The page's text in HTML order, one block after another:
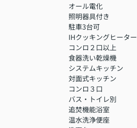
オール電化
照明器具付き
駐車3台可
IHクッキングヒーター
コンロ２口以上
食器洗い乾燥機
システムキッチン
対面式キッチン
コンロ３口
バス・トイレ別
追焚機能浴室
温水洗浄便座